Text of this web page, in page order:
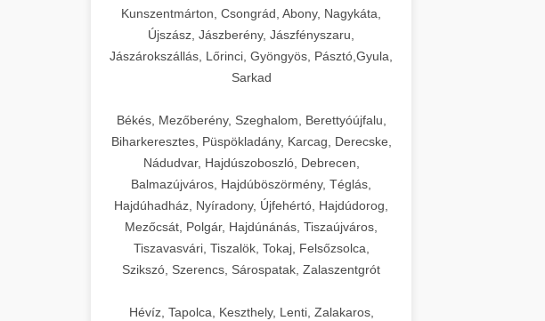
Kunszentmárton, Csongrád, Abony, Nagykáta,
Újszász, Jászberény, Jászfényszaru,
Jászárokszállás, Lőrinci, Gyöngyös, Pásztó,Gyula,
Sarkad
Békés, Mezőberény, Szeghalom, Berettyóújfalu,
Biharkeresztes, Püspökladány, Karcag, Derecske,
Nádudvar, Hajdúszoboszló, Debrecen,
Balmazújváros, Hajdúböszörmény, Téglás,
Hajdúhadház, Nyíradony, Újfehértó, Hajdúdorog,
Mezőcsát, Polgár, Hajdúnánás, Tiszaújváros,
Tiszavasvári, Tiszalök, Tokaj, Felsőzsolca,
Szikszó, Szerencs, Sárospatak, Zalaszentgrót
Hévíz, Tapolca, Keszthely, Lenti, Zalakaros,